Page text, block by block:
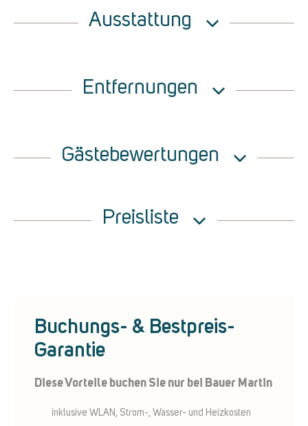
Ausstattung
Entfernungen
Gästebewertungen
Preisliste
Buchungs- & Bestpreis-
Garantie
Diese Vorteile buchen Sie nur bei Bauer Martin
inklusive WLAN, Strom-, Wasser- und Heizkosten